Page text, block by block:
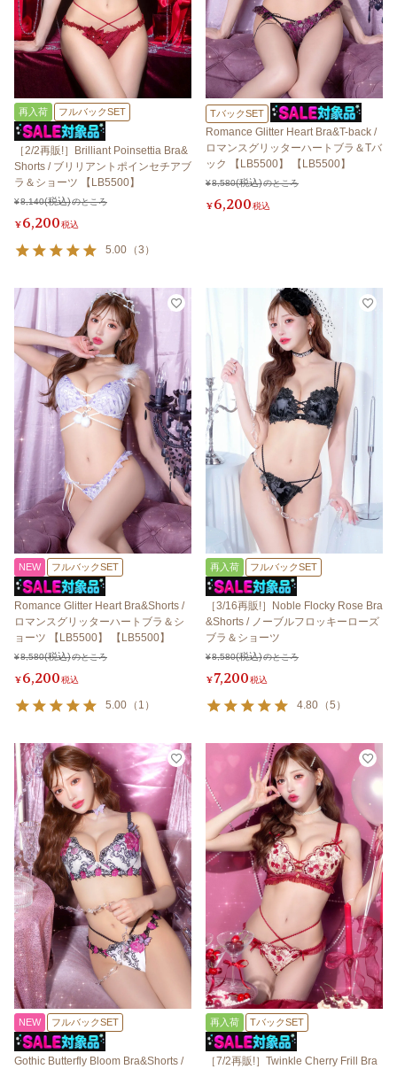
再入荷 フルバックSET
［2/2再販!］Brilliant Poinsettia Bra&
Shorts / ブリリアントポインセチアブ
ラ＆ショーツ 【LB5500】
¥8,140 のところ
¥6,200税込
5.00 （3 ）
TバックSET
Romance Glitter Heart Bra&T-back /
ロマンスグリッターハートブラ＆Tバ
ック 【LB5500】 【LB5500】
¥8,580 のところ
¥6,200税込
NEW フルバックSET
Romance Glitter Heart Bra&Shorts /
ロマンスグリッターハートブラ＆シ
ョーツ 【LB5500】 【LB5500】
¥8,580 のところ
¥6,200税込
5.00 （ 1 ）
再入荷 フルバックSET
［3/16再販!］Noble Flocky Rose Bra
&Shorts / ノーブルフロッキーローズ
ブラ＆ショーツ
¥8,580 のところ
¥7,200税込
4.80 （5 ）
NEW フルバックSET
Gothic Butterfly Bloom Bra&Shorts /
再入荷 TバックSET
［7/2再販!］Twinkle Cherry Frill Bra